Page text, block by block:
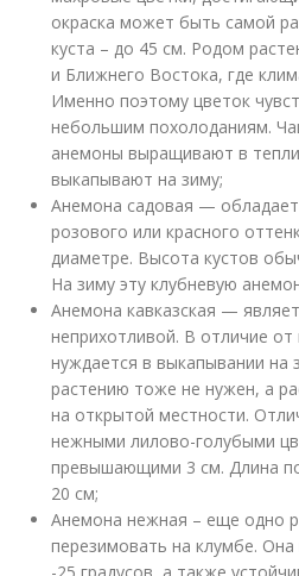
окраска может быть самой
куста – до 45 см. Родом
и Ближнего Востока, где
Именно поэтому цветок
небольшим похолоданиям.
анемоны выращивают в
выкапывают на зиму;
Анемона садовая —
розового или красного
диаметре. Высота кустов
На зиму эту клубневую
Анемона кавказская —
неприхотливой. В отличие
нуждается в выкапывании на
растению тоже не нужен, а
на открытой местности.
нежными лилово-голубыми
превышающими 3 см. Длина
20 см;
Анемона нежная – еще одно
перезимовать на клумбе.